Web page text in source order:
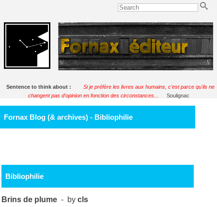
Sentence to think about :
Si je préfère les livres aux humains, c'est parce qu'ils ne
changent pas d'opinion en fonction des circonstances...
Soulignac
Fornax Blog (& archives) - Bibliophilie
Bibliophilie
Brins de plume - bycls